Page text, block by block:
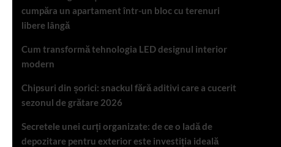
cumpăra un apartament într-un bloc cu terenuri
libere lângă
Cum transformă tehnologia LED designul interior
modern
Chipsuri din șorici: snackul fără aditivi care a cucerit
sezonul de grătare 2026
Secretele unei curți organizate: de ce o ladă de
depozitare pentru exterior este investiția ideală